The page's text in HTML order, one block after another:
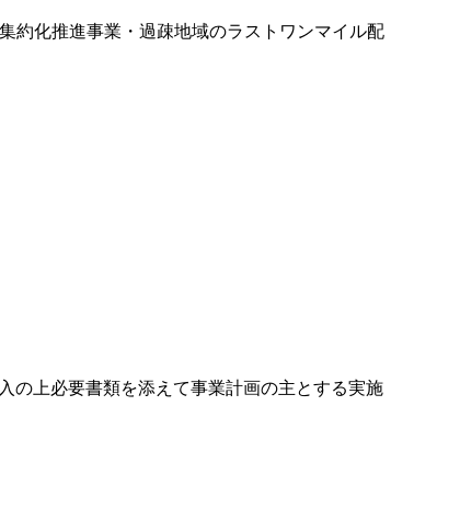
約化推進事業・過疎地域のラストワンマイル配
の上必要書類を添えて事業計画の主とする実施